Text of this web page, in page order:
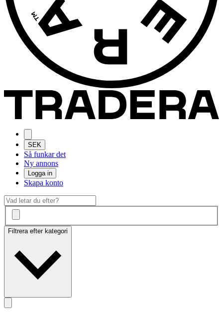
SEK
Så funkar det
Ny annons
Logga in
Skapa konto
Filtrera efter kategori